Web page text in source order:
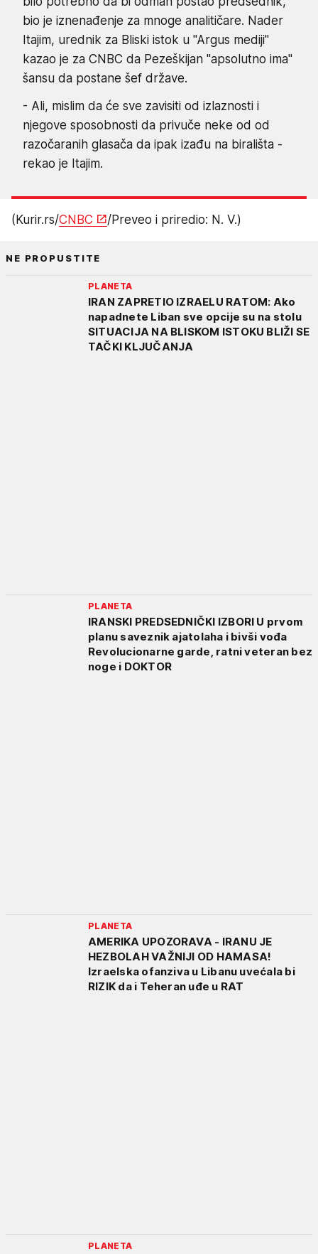
bio je iznenađenje za mnoge analitičare. Nader
Itajim, urednik za Bliski istok u "Argus mediji"
kazao je za CNBC da Pezeškijan "apsolutno ima"
šansu da postane šef države.
- Ali, mislim da će sve zavisiti od izlaznosti i
njegove sposobnosti da privuče neke od od
razočaranih glasača da ipak izađu na birališta -
rekao je Itajim.
(Kurir.rs/CNBC /Preveo i priredio: N. V.)
NE PROPUSTITE
PLANETA
IRAN ZAPRETIO IZRAELU RATOM: Ako
napadnete Liban sve opcije su na stolu
SITUACIJA NA BLISKOM ISTOKU BLIŽI SE
TAČKI KLJUČANJA
PLANETA
IRANSKI PREDSEDNIČKI IZBORI U prvom
planu saveznik ajatolaha i bivši vođa
Revolucionarne garde, ratni veteran bez
noge i DOKTOR
PLANETA
AMERIKA UPOZORAVA - IRANU JE
HEZBOLAH VAŽNIJI OD HAMASA!
Izraelska ofanziva u Libanu uvećala bi
RIZIK da i Teheran uđe u RAT
PLANETA